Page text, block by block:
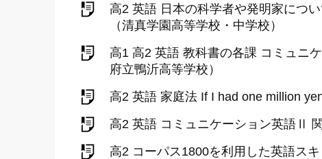
高2 英語 日本の科学者や発明家につ
（清真学園高等学校・中学校）
高1 高2 英語 教科書の各課 コミュ
府立鴨沂高等学校）
高2 英語 家庭法 If I had one million
高2 英語 コミュニケーション英語Ⅱ
高2 コーパス1800を利用した英語ス